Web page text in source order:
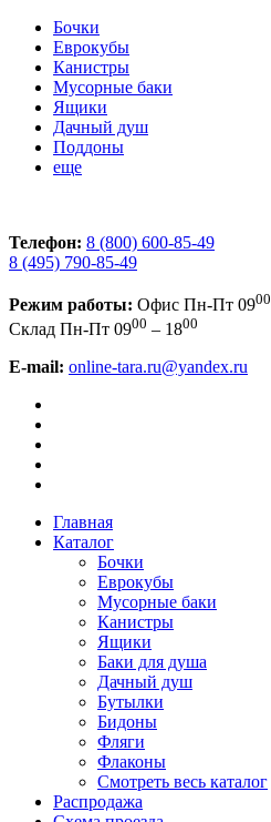
Бочки
Еврокубы
Канистры
Мусорные баки
Ящики
Дачный душ
Поддоны
еще
Телефон: 8 (800) 600-85-49
8 (495) 790-85-49
Режим работы: Офис Пн-Пт 0900
Склад Пн-Пт 0900 – 1800
E-mail: online-tara.ru@yandex.ru
Главная
Каталог
Бочки
Еврокубы
Мусорные баки
Канистры
Ящики
Баки для душа
Дачный душ
Бутылки
Бидоны
Фляги
Флаконы
Смотреть весь каталог
Распродажа